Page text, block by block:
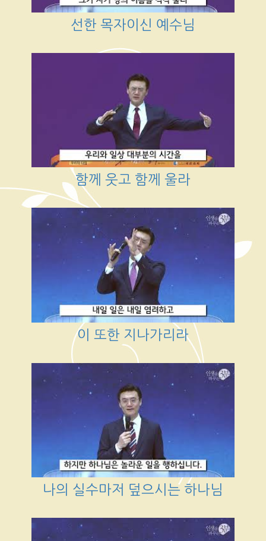
선한 목자이신 예수님
함께 웃고 함께 울라
이 또한 지나가리라
나의 실수마저 덮으시는 하나님